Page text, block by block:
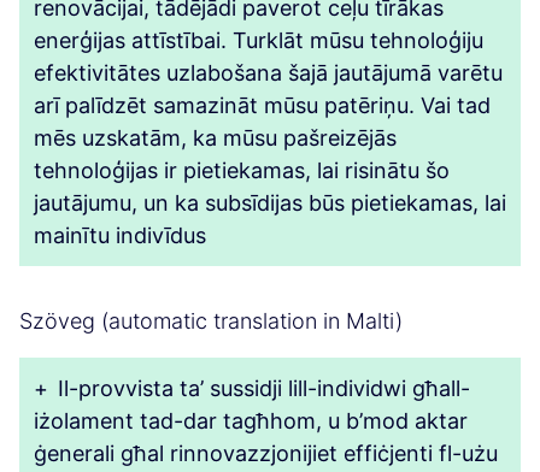
renovācijai, tādējādi paverot ceļu tīrākas
enerģijas attīstībai. Turklāt mūsu tehnoloģiju
efektivitātes uzlabošana šajā jautājumā varētu
arī palīdzēt samazināt mūsu patēriņu. Vai tad
mēs uzskatām, ka mūsu pašreizējās
tehnoloģijas ir pietiekamas, lai risinātu šo
jautājumu, un ka subsīdijas būs pietiekamas, lai
mainītu indivīdus
Szöveg (automatic translation in Malti)
+ Il-provvista ta’ sussidji lill-individwi għall-
iżolament tad-dar tagħhom, u b’mod aktar
ġenerali għal rinnovazzjonijiet effiċjenti fl-użu